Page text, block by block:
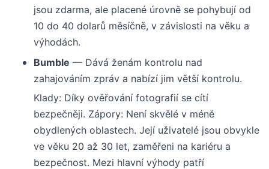
jsou zdarma, ale placené úrovně se pohybují od
10 do 40 dolarů měsíčně, v závislosti na věku a
výhodách.
Bumble — Dává ženám kontrolu nad
zahajováním zpráv a nabízí jim větší kontrolu.
Klady: Díky ověřování fotografií se cítí
bezpečněji. Zápory: Není skvělé v méně
obydlených oblastech. Její uživatelé jsou obvykle
ve věku 20 až 30 let, zaměřeni na kariéru a
bezpečnost. Mezi hlavní výhody patří